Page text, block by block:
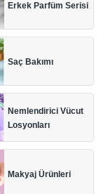
Erkek Parfüm Serisi
Saç Bakımı
Nemlendirici Vücut
Losyonları
Makyaj Ürünleri